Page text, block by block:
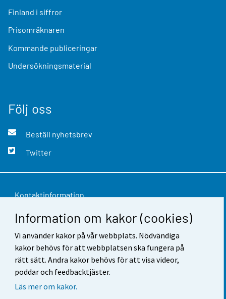
Information om kakor (cookies)
Vi använder kakor på vår webbplats. Nödvändiga
kakor behövs för att webbplatsen ska fungera på
rätt sätt. Andra kakor behövs för att visa videor,
poddar och feedbacktjäster.
Läs mer om kakor.
Finland i siffror
Prisomräknaren
Kommande publiceringar
Undersökningsmaterial
Följ oss
Beställ nyhetsbrev
Twitter
Kontaktinformation
Respons
Användarvillkor
Dataskydd
Tillgänglighet